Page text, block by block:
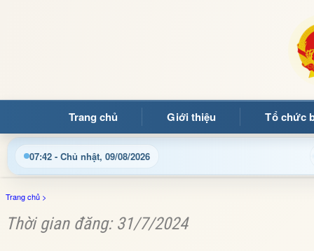
Trang chủ Giới thiệu Tổ chức
07:42 - Chủ nhật, 09/08/2026
đến với Trang thông tin điện tử xã Mường Ảng
Trang chủ >
Thời gian đăng: 31/7/2024